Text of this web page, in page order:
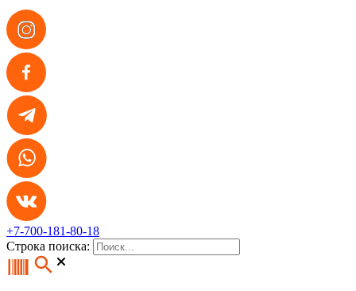
+7-700-181-80-18
Строка поиска: